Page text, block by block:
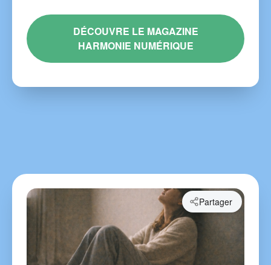
DÉCOUVRE LE MAGAZINE
HARMONIE NUMÉRIQUE
Partager